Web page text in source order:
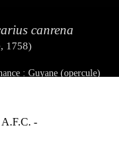
canrena
1758)
: Guyane (opercule)
A.F.C. -